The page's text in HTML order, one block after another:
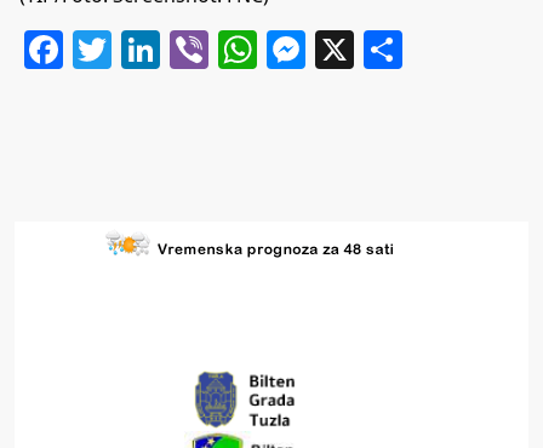
Facebook
Twitter
LinkedIn
ViberWhatsApp
Messenger
X